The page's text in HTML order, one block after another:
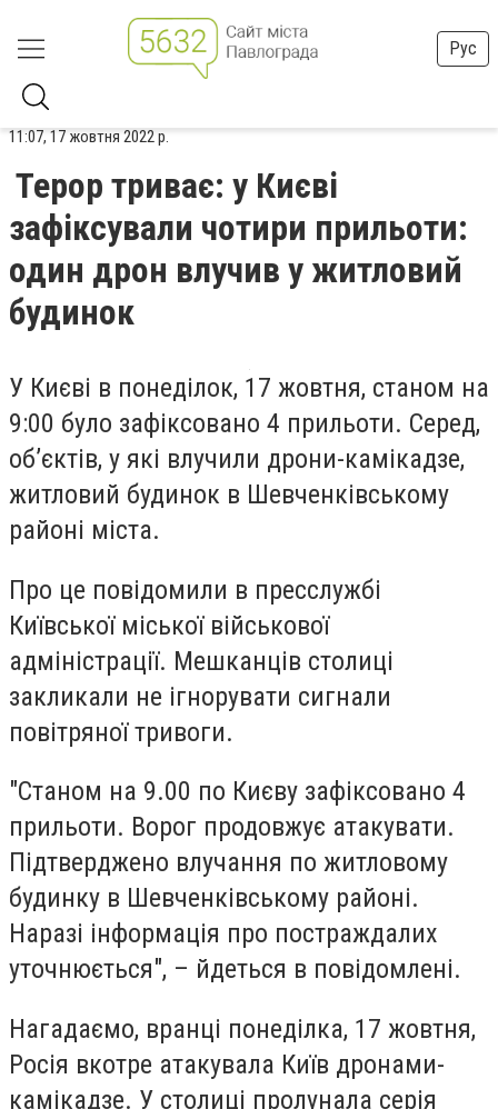
Рус
11:07, 17 жовтня 2022 р.
Терор триває: у Києві
зафіксували чотири прильоти:
один дрон влучив у житловий
будинок
У Києві в понеділок, 17 жовтня, станом на
9:00 було зафіксовано 4 прильоти. Серед,
об’єктів, у які влучили дрони-камікадзе,
житловий будинок в Шевченківському
районі міста.
Про це повідомили в пресслужбі
Київської міської військової
адміністрації. Мешканців столиці
закликали не ігнорувати сигнали
повітряної тривоги.
"Станом на 9.00 по Києву зафіксовано 4
прильоти. Ворог продовжує атакувати.
Підтверджено влучання по житловому
будинку в Шевченківському районі.
Наразі інформація про постраждалих
уточнюється", – йдеться в повідомлені.
Нагадаємо, вранці понеділка, 17 жовтня,
Росія вкотре атакувала Київ дронами-
камікадзе. У столиці пролунала серія